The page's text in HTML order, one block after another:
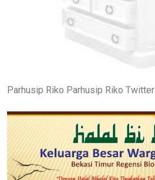
Parhusip Riko Parhusip Riko Twitter